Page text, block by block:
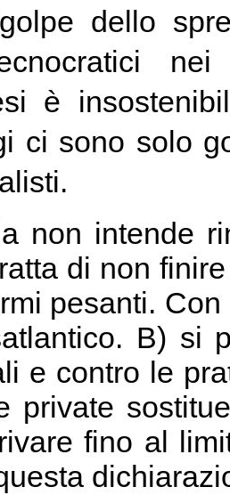
dello
è
ci sono solo
non intende
di non
pesanti.
B) si
e contro le
private
fino al